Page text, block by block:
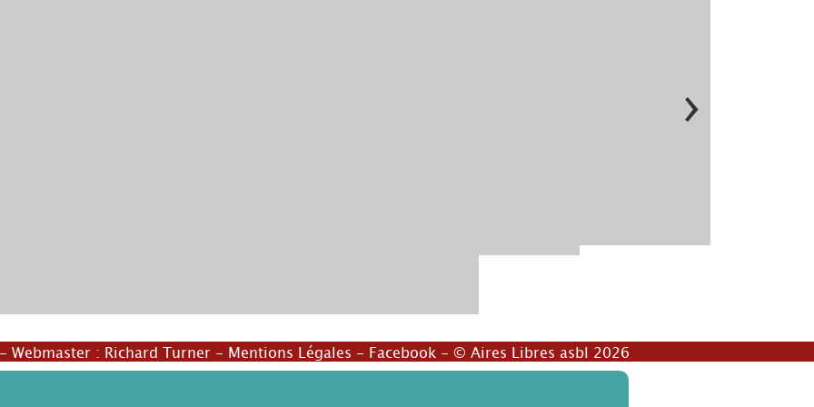
›
- Webmaster : Richard Turner - Mentions Légales - Facebook - © Aires Libres asbl 2026